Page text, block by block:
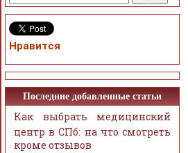
Нравится
Последние добавленные статьи
Как выбрать медицинский
центр в СПб: на что смотреть
кроме отзывов